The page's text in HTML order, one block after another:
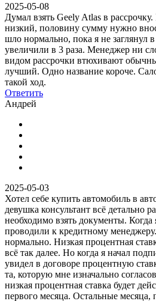
2025-05-08
Думал взять Geely Atlas в
низкий, половину сумму нужно
шло нормально, пока я не заглянул
увеличили в 3 раза. Менеджер ни
видом рассрочки втюхивают
лучший. Одно название короче.
такой ход.
Ответить
Андрей
2025-05-03
Хотел себе купить автомобиль в
девушка консультант всё детально
необходимо взять документы. Когда
проводили к кредитному
нормально. Низкая процентная
всё так далее. Но когда я начал
увидел в договоре процентную
та, которую мне изначально
низкая процентная ставка будет
первого месяца. Остальные месяца,